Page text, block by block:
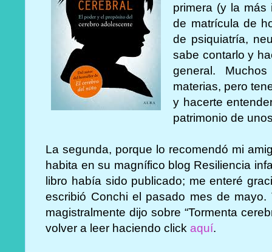
primera (y la más
de matrícula de
de psiquiatría,
sabe contarlo y
general.
materias, pero
y hacerte
patrimonio de
La segunda, porque lo recomendó mi
habita en su magnífico blog Resiliencia
libro había sido publicado; me enteré
escribió Conchi el pasado mes de
magistralmente dijo sobre “Tormenta
volver a leer haciendo clickaquí.